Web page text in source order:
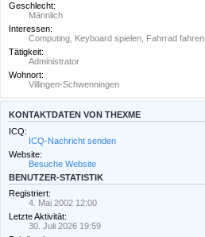
Geschlecht:
Männlich
Interessen:
Computing, Keyboard spielen, Fahrrad fahren
Tätigkeit:
Administrator
Wohnort:
Villingen-Schwenningen
KONTAKTDATEN VON THEXME
ICQ:
ICQ-Nachricht senden
Website:
Besuche Website
BENUTZER-STATISTIK
Registriert:
4. Mai 2002 12:00
Letzte Aktivität:
30. Juli 2026 19:59